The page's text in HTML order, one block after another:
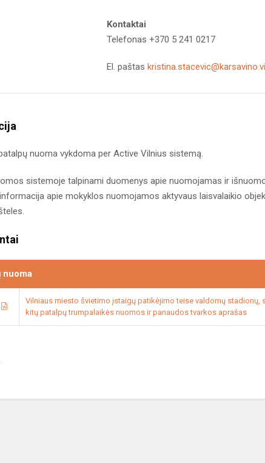
Kontaktai
Telefonas +370 5 241 0217
El. paštas
nuoma vykdoma per Active Vilnius sistemą.
sistemoje talpinami duomenys apie nuomojamas ir
apie mokyklos nuomojamos aktyvaus laisvalaikio
nuoma
Vilniaus miesto švietimo įstaigų patikėjimo teise valdomų stadionų,
kitų patalpų trumpalaikės nuomos ir panaudos tvarkos aprašas